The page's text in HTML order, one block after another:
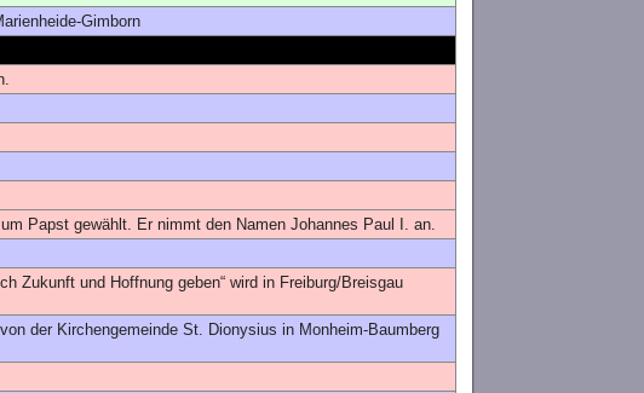
Gimborn
Papst gewählt. Er nimmt den Namen Johannes Paul I. an.
Zukunft und Hoffnung geben“ wird in Freiburg/Breisgau
der Kirchengemeinde St. Dionysius in Monheim-Baumberg